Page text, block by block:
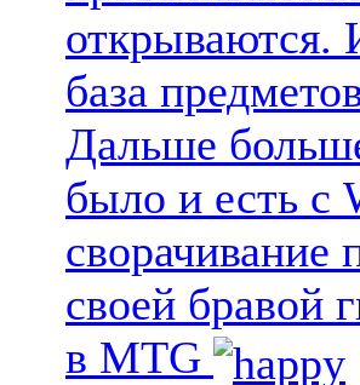
открываются.
база
Дальше
было и есть с
сворачивание
своей бравой
в MTG